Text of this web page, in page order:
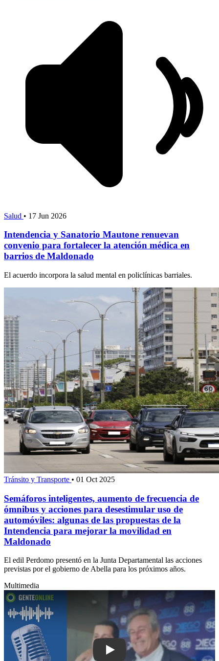
Salud • 17 Jun 2026
Intendencia y Sanatorio Mautone renuevan
convenio para fortalecer la atención médica en
barrios de Maldonado
El acuerdo incorpora la salud mental en policlínicas barriales.
Tránsito y Transporte • 01 Oct 2025
Semáforos inteligentes, aumento de frecuencia de
ómnibus y acciones para desestimular uso de
automóviles: algunas de las propuestas de la
Intendencia para mejorar la movilidad en
Maldonado
El edil Perdomo presentó en la Junta Departamental las acciones
previstas por el gobierno de Abella para los próximos años.
Multimedia
Play: Antía "es probablemente el